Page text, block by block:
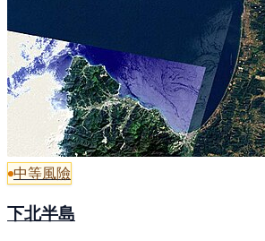
中等風險
下北半島